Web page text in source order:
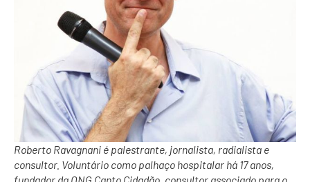
Roberto Ravagnani é palestrante, jornalista, radialista e
consultor. Voluntário como palhaço hospitalar há 17 anos,